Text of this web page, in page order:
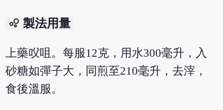
bubble_chart 製法用量
上藥㕮咀。每服12克，用水300毫升，入
砂糖如彈子大，同煎至210毫升，去滓，
食後溫服。